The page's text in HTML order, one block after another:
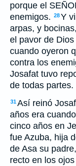
porque el
enemigos. 28Y
arpas, y
el pavor de
cuando oyeron
contra los
Josafat tuvo
de todas partes.
31Así reinó
años era
cinco años en
fue Azuba, hija
de Asa su
recto en los